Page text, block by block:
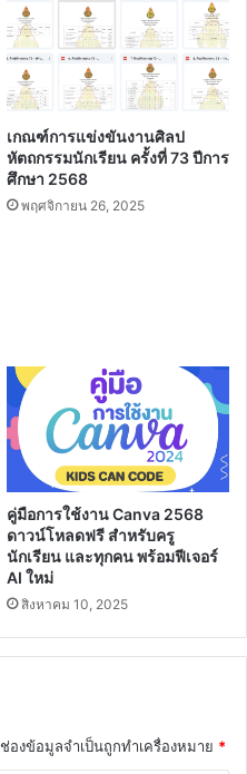
เกณฑ์การแข่งขันงานศิลป
หัตถกรรมนักเรียน ครั้งที่ 73 ปีการ
ศึกษา 2568
พฤศจิกายน 26, 2025
คู่มือการใช้งาน Canva 2568
ดาวน์โหลดฟรี สำหรับครู
นักเรียน และทุกคน พร้อมฟีเจอร์
AI ใหม่
สิงหาคม 10, 2025
ช่องข้อมูลจำเป็นถูกทำเครื่องหมาย *